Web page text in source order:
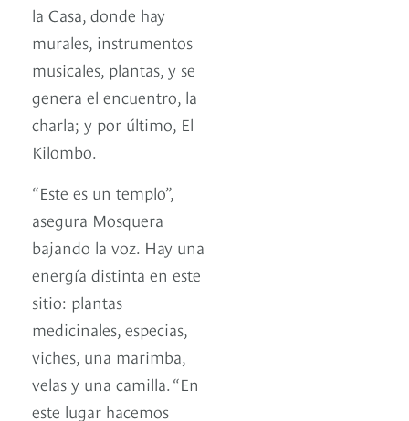
la Casa, donde hay
murales, instrumentos
musicales, plantas, y se
genera el encuentro, la
charla; y por último, El
Kilombo.
“Este es un templo”,
asegura Mosquera
bajando la voz. Hay una
energía distinta en este
sitio: plantas
medicinales, especias,
viches, una marimba,
velas y una camilla. “En
este lugar hacemos